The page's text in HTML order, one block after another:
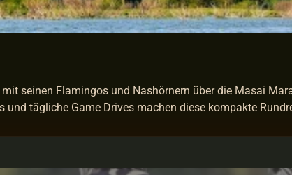
seinen Flamingos und Nashörnern über die Masai
tägliche Game Drives machen diese kompakte